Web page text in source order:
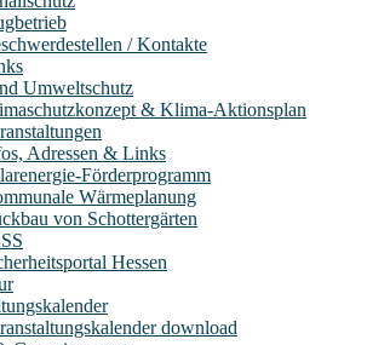
/ Kontakte
Umweltschutz
& Klima-Aktionsplan
Adressen & Links
Förderprogramm
Wärmeplanung
von Schottergärten
Hessen
download